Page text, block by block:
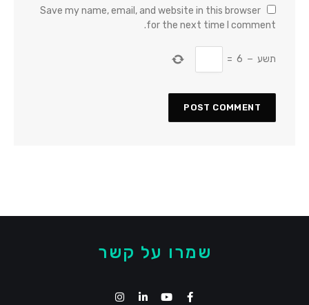
Save my name, email, and website in this browser
for the next time I comment.
תשע −
6
=
שמרו על קשר